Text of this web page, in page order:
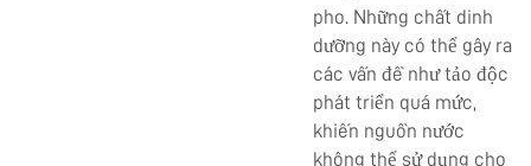
pho. Những chất dinh
dưỡng này có thể gây ra
các vấn đề như tảo độc
phát triển quá mức,
khiến nguồn nước
không thể sử dụng cho